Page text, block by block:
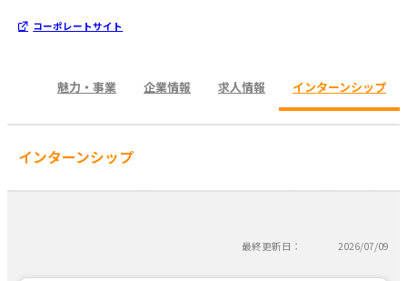
コーポレートサイト
魅力・事業 企業情報 求人情報 インターンシップ
インターンシップ
最終更新日： 2026/07/09